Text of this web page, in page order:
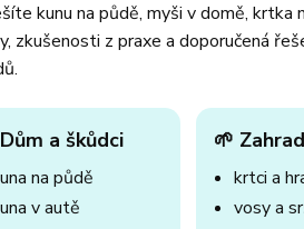
kunu na půdě, myši v domě, krtka
zkušenosti z praxe a doporučená
a škůdci
na půdě
v autě
🌱
krtci a
vosy a